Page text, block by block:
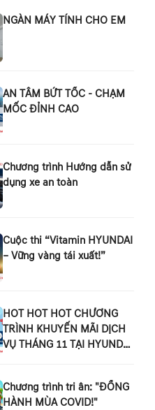
NGÀN MÁY TÍNH CHO EM
AN TÂM BỨT TỐC - CHẠM
MỐC ĐỈNH CAO
Chương trình Hướng dẫn sử
dụng xe an toàn
Cuộc thi “Vitamin HYUNDAI
– Vững vàng tái xuất!”
HOT HOT HOT CHƯƠNG
TRÌNH KHUYẾN MÃI DỊCH
VỤ THÁNG 11 TẠI HYUNDAI
Chương trình tri ân: "ĐỒNG
HÀNH MÙA COVID!"